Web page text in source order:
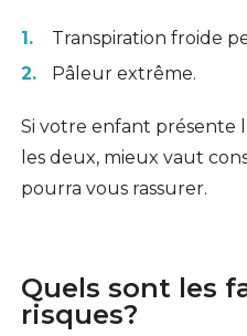
Transpiration froide
Pâleur extrême.
Si votre enfant présente
les deux, mieux vaut
pourra vous rassurer.
Quels sont les
risques?